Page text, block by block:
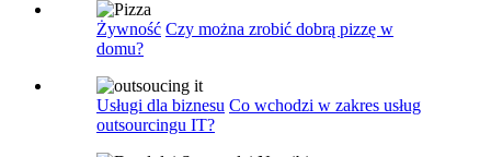
Żywność Czy można zrobić dobrą pizzę w
domu?
Usługi dla biznesu Co wchodzi w zakres usług
outsourcingu IT?